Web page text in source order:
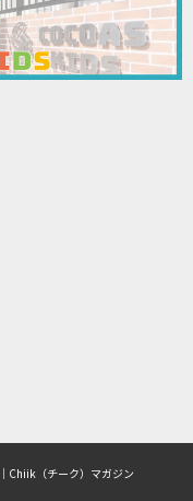
Chiik（チーク）マガジン